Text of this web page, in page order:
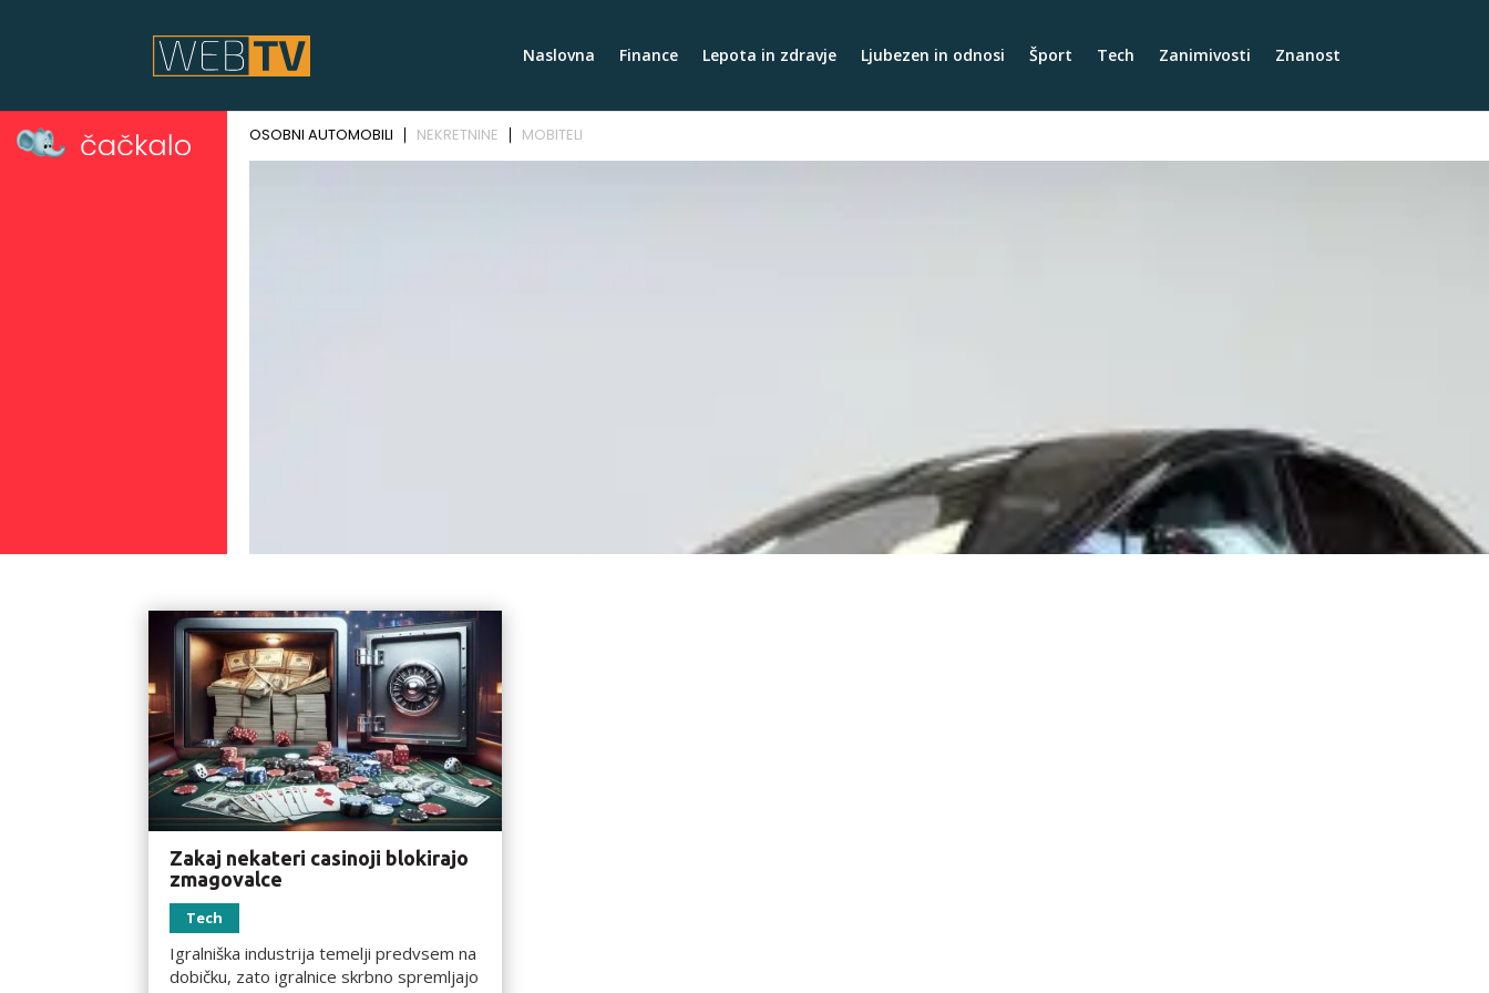
Naslovna Finance Lepota in zdravje Ljubezen in odnosi Šport Tech Zanimivosti Znanost
Zakaj nekateri casinoji blokirajo
zmagovalce
Tech
Igralniška industrija temelji predvsem na
dobičku, zato igralnice skrbno spremljajo